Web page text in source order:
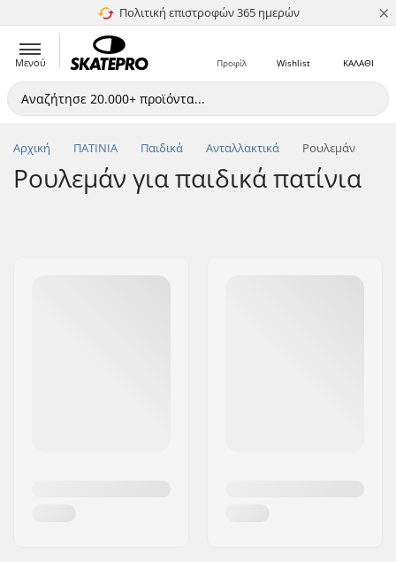
Πολιτική επιστροφών 365 ημερών
4.8 στα 5 ×
Μενού ΚΑΛΑΘΙ
Wishlist
Προφίλ
Αρχική ΠΑΤΙΝΙΑ Παιδικά Ανταλλακτικά Ρουλεμάν
Ρουλεμάν για παιδικά πατίνια